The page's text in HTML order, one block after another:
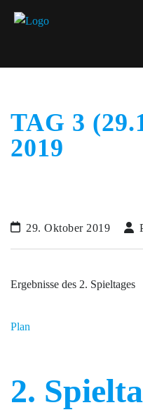
TAG 3
2019
29. Oktober 2019
Ergebnisse des 2. Spieltages
Plan
2.